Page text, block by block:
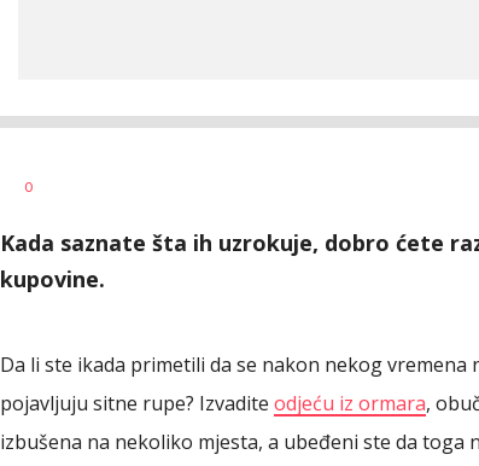
AUTOR
0
Kada saznate šta ih uzrokuje, dobro ćete
kupovine.
Da li ste ikada primetili da se nakon nekog vremena
pojavljuju sitne rupe? Izvadite odjeću iz ormara,
izbušena na nekoliko mjesta, a ubeđeni ste da toga